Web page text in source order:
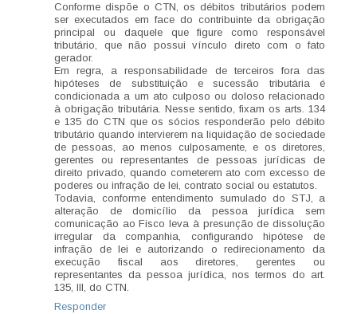
Conforme dispõe o CTN, os débitos tributários podem
ser executados em face do contribuinte da obrigação
principal ou daquele que figure como responsável
tributário, que não possui vínculo direto com o fato
gerador.
Em regra, a responsabilidade de terceiros fora das
hipóteses de substituição e sucessão tributária é
condicionada a um ato culposo ou doloso relacionado
à obrigação tributária. Nesse sentido, fixam os arts. 134
e 135 do CTN que os sócios responderão pelo débito
tributário quando intervierem na liquidação de sociedade
de pessoas, ao menos culposamente, e os diretores,
gerentes ou representantes de pessoas jurídicas de
direito privado, quando cometerem ato com excesso de
poderes ou infração de lei, contrato social ou estatutos.
Todavia, conforme entendimento sumulado do STJ, a
alteração de domicílio da pessoa jurídica sem
comunicação ao Fisco leva à presunção de dissolução
irregular da companhia, configurando hipótese de
infração de lei e autorizando o redirecionamento da
execução fiscal aos diretores, gerentes ou
representantes da pessoa jurídica, nos termos do art.
135, III, do CTN.
Responder